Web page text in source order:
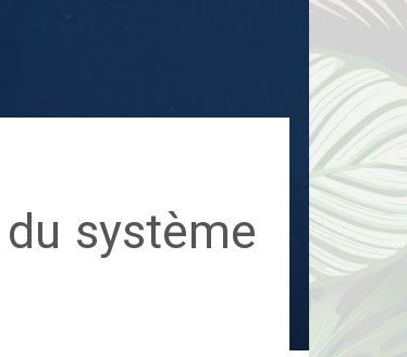
système